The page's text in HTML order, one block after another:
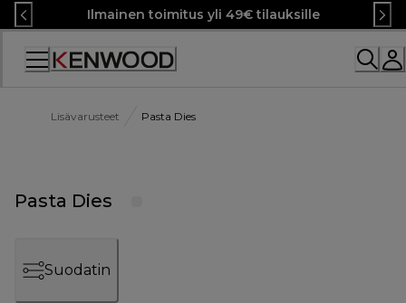
Skip
to
Content
Ilmainen toimitus yli 49€ tilauksille
Lisävarusteet Pasta Dies
Pasta Dies
Suodatin